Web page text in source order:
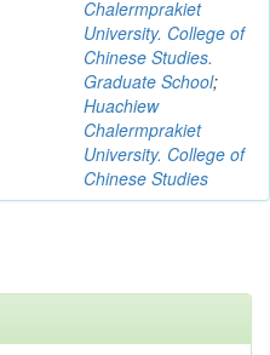
Chalermprakiet
University. College of
Chinese Studies.
Graduate School;
Huachiew
Chalermprakiet
University. College of
Chinese Studies